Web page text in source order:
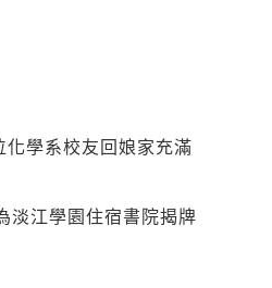
學系校友回娘家充滿
淡江學園住宿書院揭牌